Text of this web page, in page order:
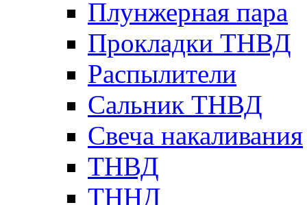
Плунжерная пара
Прокладки ТНВД
Распылители
Сальник ТНВД
Свеча накаливания
ТНВД
ТННД